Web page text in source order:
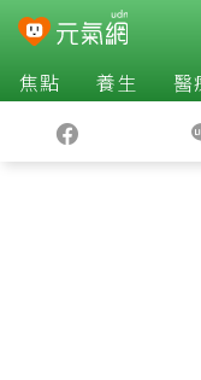
焦點 養生 醫